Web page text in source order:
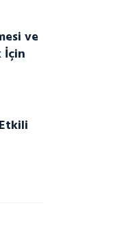
ve
İçin